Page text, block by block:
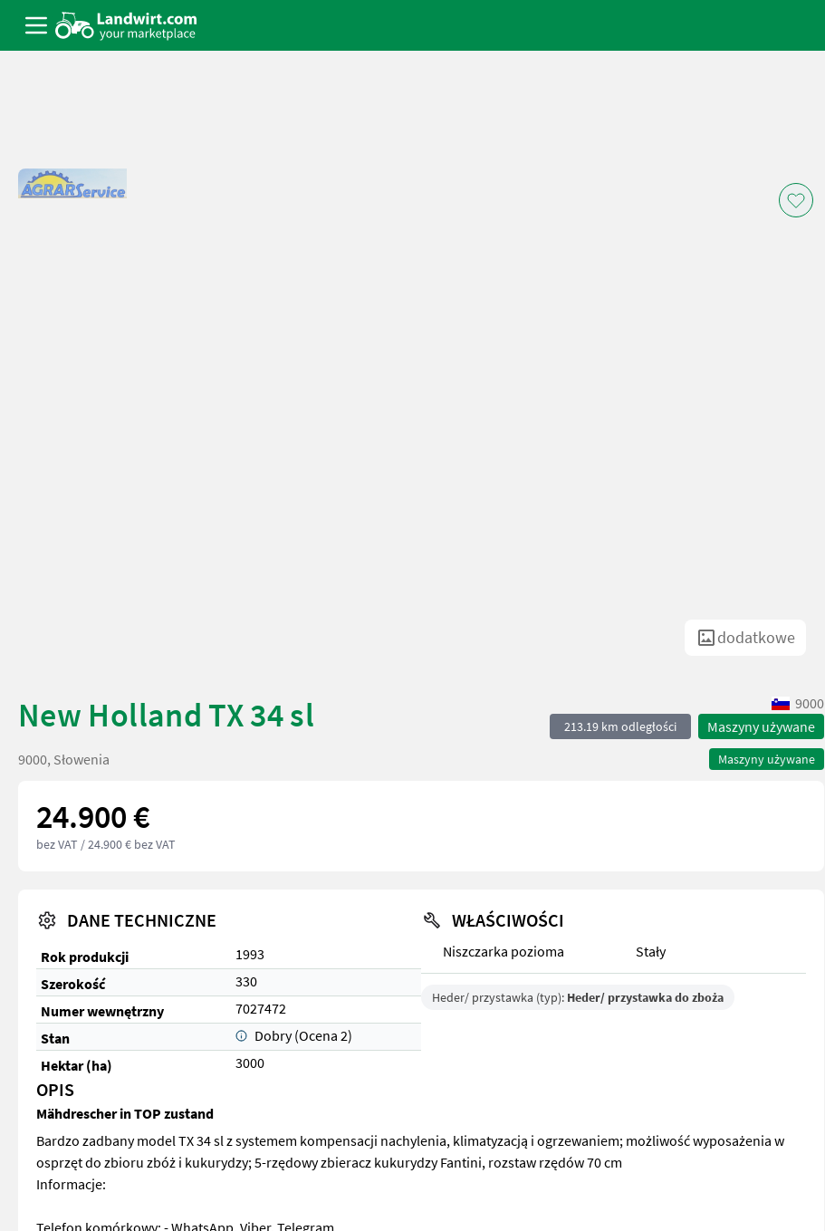
dodatkowe
New Holland TX 34 sl 9000
213.19 km odległości Maszyny używane
Maszyny używane
9000, Słowenia
24.900 €
bez VAT / 24.900 € bez VAT
DANE TECHNICZNE
Rok produkcji
1993
Szerokość
330
Numer wewnętrzny
7027472
Stan
Dobry (Ocena 2)
Hektar (ha)
3000
WŁAŚCIWOŚCI
Niszczarka pozioma Stały
Heder/ przystawka (typ): Heder/ przystawka do zboża
OPIS
Mähdrescher in TOP zustand
Bardzo zadbany model TX 34 sl z systemem kompensacji nachylenia, klimatyzacją i ogrzewaniem; możliwość wyposażenia w
osprzęt do zbioru zbóż i kukurydzy; 5-rzędowy zbieracz kukurydzy Fantini, rozstaw rzędów 70 cm
Informacje:
Telefon komórkowy: - WhatsApp, Viber, Telegram